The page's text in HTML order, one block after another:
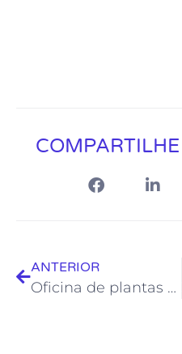
ANTERIOR
Oficina de plantas medicinais abre projeto voltado para o autocuidado